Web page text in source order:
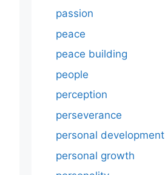
passion
peace
peace building
people
perception
perseverance
personal development
personal growth